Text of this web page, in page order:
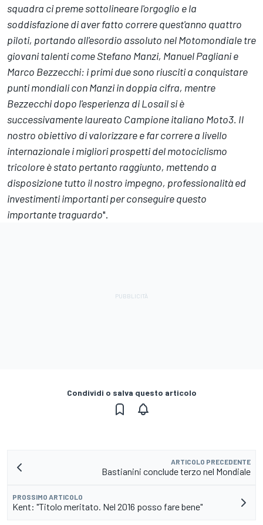
squadra ci preme sottolineare l'orgoglio e la
soddisfazione di aver fatto correre quest'anno quattro
piloti, portando all'esordio assoluto nel Motomondiale tre
giovani talenti come Stefano Manzi, Manuel Pagliani e
Marco Bezzecchi: i primi due sono riusciti a conquistare
punti mondiali con Manzi in doppia cifra, mentre
Bezzecchi dopo l'esperienza di Losail si è
successivamente laureato Campione italiano Moto3. Il
nostro obiettivo di valorizzare e far correre a livello
internazionale i migliori prospetti del motociclismo
tricolore è stato pertanto raggiunto, mettendo a
disposizione tutto il nostro impegno, professionalità ed
investimenti importanti per conseguire questo
importante traguardo".
Condividi o salva questo articolo
ARTICOLO PRECEDENTE
Bastianini conclude terzo nel Mondiale
PROSSIMO ARTICOLO
Kent: "Titolo meritato. Nel 2016 posso fare bene"